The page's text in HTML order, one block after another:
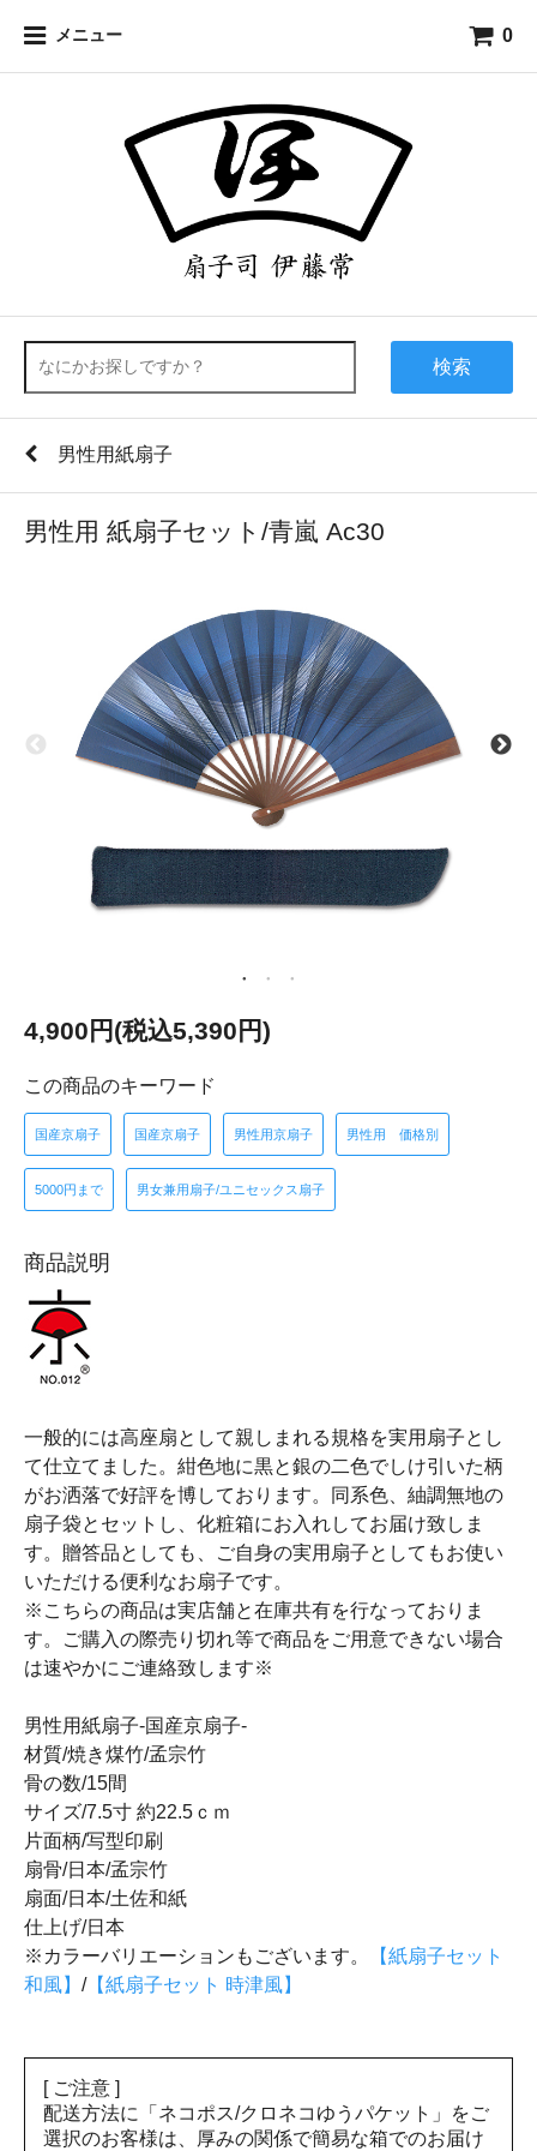
メニュー 0
検索
男性用紙扇子
男性用 紙扇子セット/青嵐 Ac30
4,900円(税込5,390円)
この商品のキーワード
国産京扇子 国産京扇子 男性用京扇子 男性用 価格別
5000円まで 男女兼用扇子/ユニセックス扇子
商品説明
一般的には高座扇として親しまれる規格を実用扇子とし
て仕立てました。紺色地に黒と銀の二色でしけ引いた柄
がお洒落で好評を博しております。同系色、紬調無地の
扇子袋とセットし、化粧箱にお入れしてお届け致しま
す。贈答品としても、ご自身の実用扇子としてもお使い
いただける便利なお扇子です。
※こちらの商品は実店舗と在庫共有を行なっておりま
す。ご購入の際売り切れ等で商品をご用意できない場合
は速やかにご連絡致します※
男性用紙扇子-国産京扇子-
材質/焼き煤竹/孟宗竹
骨の数/15間
サイズ/7.5寸 約22.5ｃｍ
片面柄/写型印刷
扇骨/日本/孟宗竹
扇面/日本/土佐和紙
仕上げ/日本
※カラーバリエーションもございます。
【紙扇子セット
和風】 /【紙扇子セット 時津風】
[ ご注意 ]
配送方法に「ネコポス/クロネコゆうパケット」をご
選択のお客様は、厚みの関係で簡易な箱でのお届け